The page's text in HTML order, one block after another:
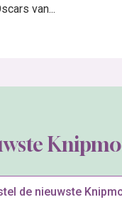
van...
de nieuwste